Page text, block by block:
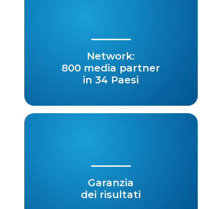
Network:
800 media partner
in 34 Paesi
Garanzia
dei risultati